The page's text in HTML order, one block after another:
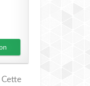
Cette